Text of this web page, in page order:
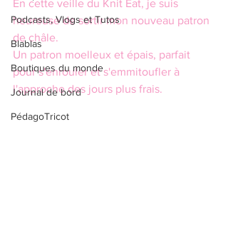
Podcasts, Vlogs et Tutos
Blablas
Boutiques du monde
Journal de bord
PédagoTricot
En cette veille du Knit Eat, je suis
heureuse de sortir mon nouveau patron
de châle.
Un patron moelleux et épais, parfait
pour s'enrouler et s'emmitoufler à
l'approche des jours plus frais.